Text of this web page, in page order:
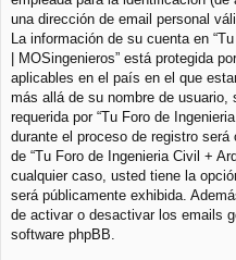
una dirección de email personal
La información de su cuenta en
| MOSingenieros” está protegida
aplicables en el país en el que
más allá de su nombre de
requerida por “Tu Foro de
durante el proceso de registro
de “Tu Foro de Ingenieria Civil +
cualquier caso, usted tiene la
será públicamente exhibida.
de activar o desactivar los emails
software phpBB.